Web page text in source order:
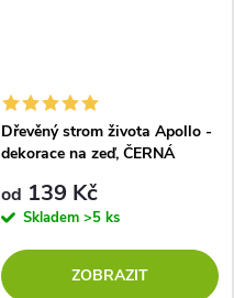
Dřevěný strom života Apollo -
dekorace na zeď, ČERNÁ
od 139 Kč
Skladem >5 ks
ZOBRAZIT